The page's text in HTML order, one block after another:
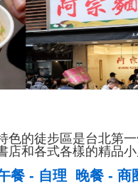
色的徒步區是台北第
店和各式各樣的精品
餐 - 自理 晚餐 - 商